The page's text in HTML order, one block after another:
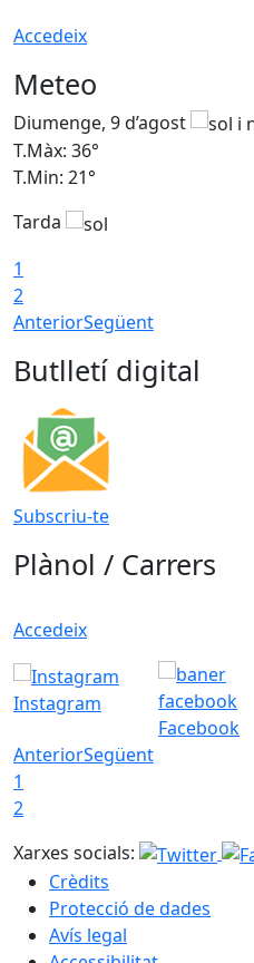
Accedeix
Meteo
Diumenge, 9 d’agost
T.Màx: 36°
T.Min: 21°
Tarda
1
2
AnteriorSegüent
Butlletí digital
Subscriu-te
Plànol / Carrers
Accedeix
Instagram
Facebook
AnteriorSegüent
1
2
Xarxes socials:
Crèdits
Protecció de dades
Avís legal